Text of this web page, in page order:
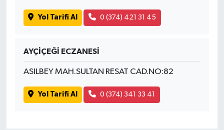
Yol Tarifi Al 0 (374) 421 31 45
AYÇİÇEĞİ ECZANESİ
ASILBEY MAH.SULTAN RESAT CAD.NO:82
Yol Tarifi Al 0 (374) 341 33 41